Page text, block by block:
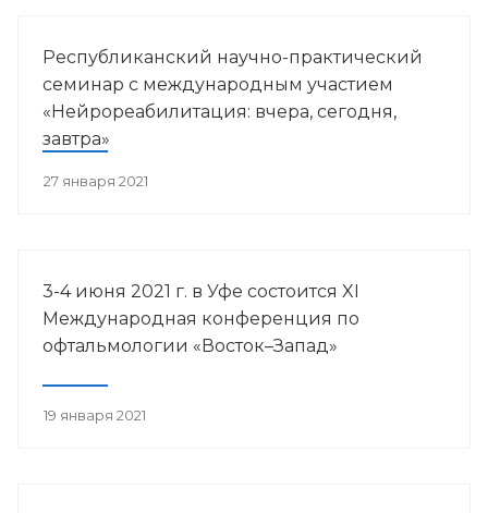
Республиканский научно-практический
семинар с международным участием
«Нейрореабилитация: вчера, сегодня,
завтра»
27 января 2021
3-4 июня 2021 г. в Уфе состоится XI
Международная конференция по
офтальмологии «Восток–Запад»
19 января 2021